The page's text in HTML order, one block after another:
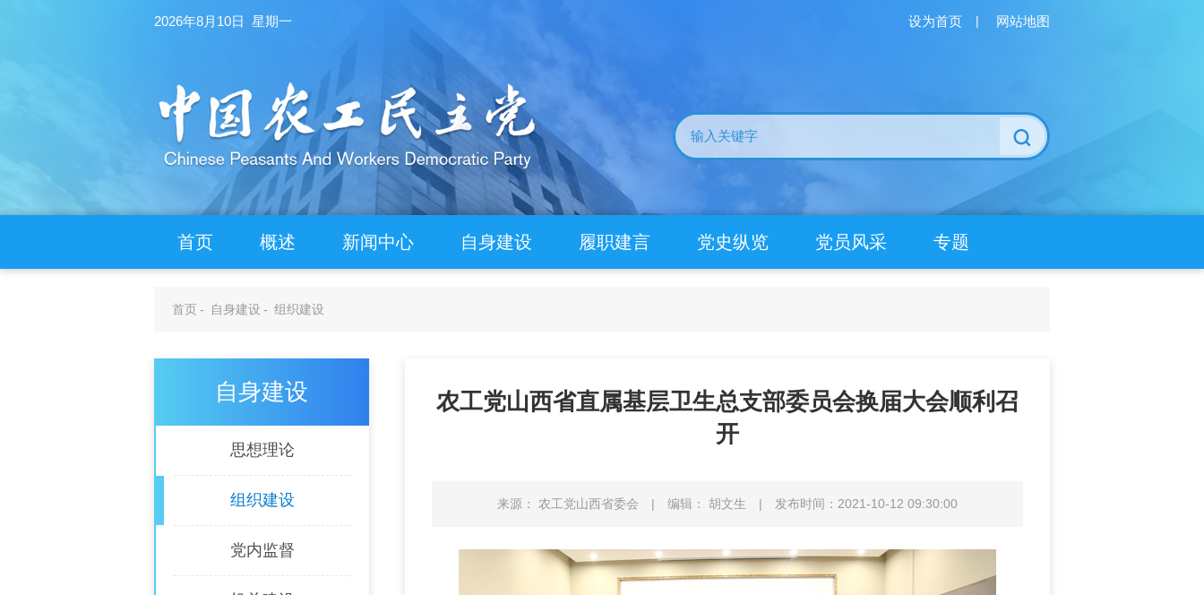
2026年8月10日 星期一 设为首页 | 网站地图
首页 概述 新闻中心 自身建设 履职建言 党史纵览 党员风采 专题
首页- 自身建设 - 组织建设
自身建设
思想理论
组织建设
党内监督
农工党山西省直属基层卫生总支部委员会换届大会顺利召
开
来源： 农工党山西省委会 | 编辑： 胡文生 | 发布时间：2021-10-12 09:30:00